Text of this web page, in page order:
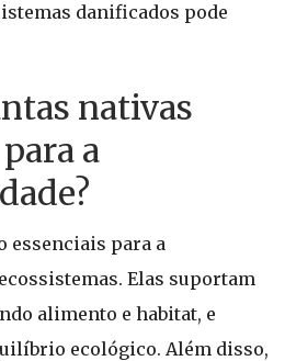
danificados pode
nativas
a
essenciais para a
Elas suportam
alimento e habitat, e
ecológico. Além disso,